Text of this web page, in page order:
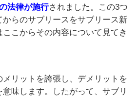
法律が施行されました。この3つ
らのサブリースをサブリース新
こからその内容について見てき
リットを誇張し、デメリットを
味します。したがって、サブリ